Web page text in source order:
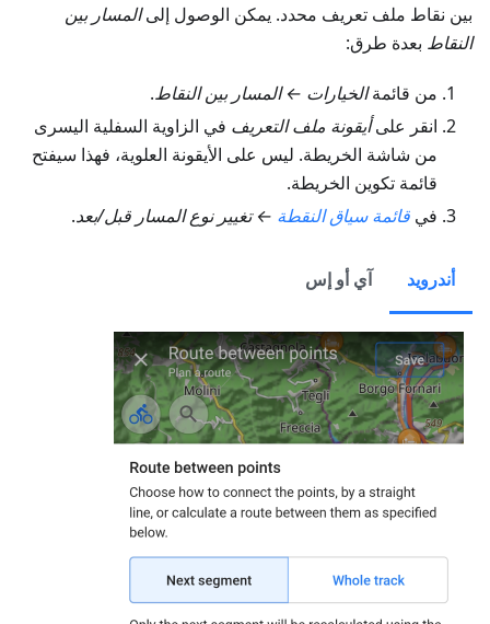
بين نقاط ملف تعريف محدد. يمكن الوصول إلىالمسار بين
النقاط بعدة طرق:
من قائمةالخيارات ← المسار بين النقاط.
انقر علىأيقونة ملف التعريف في الزاوية السفلية اليسرى
من شاشة الخريطة. ليس على الأيقونة العلوية، فهذا سيفتح
قائمة تكوين الخريطة.
في قائمة سياق النقطة ← تغيير نوع المسار قبل/بعد.
أندرويد آي أو إس